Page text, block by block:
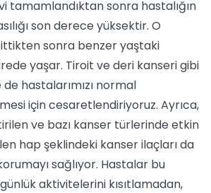
tamamlandıktan sonra hastalığın
son derece yüksektir. O
sonra benzer yaştaki
yaşar. Tiroit ve deri kanseri gibi
hastalarımızı normal
için cesaretlendiriyoruz. Ayrıca,
ve bazı kanser türlerinde etkin
hap şeklindeki kanser ilaçları da
sağlıyor. Hastalar bu
aktivitelerini kısıtlamadan,